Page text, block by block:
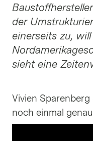
der
einerseits zu,
sieht eine
Vivien
noch einmal